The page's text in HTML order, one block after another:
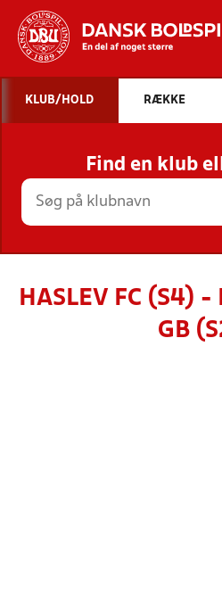
STILLINGER,
HOLD
KLUB/HOLD RÆKKE
Find en klub
HASLEV FC (S4) -
GB